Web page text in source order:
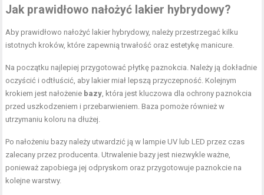
Jak prawidłowo nałożyć lakier hybrydowy?
Aby prawidłowo nałożyć lakier hybrydowy, należy przestrzegać kilku
istotnych kroków, które zapewnią trwałość oraz estetykę manicure.
Na początku najlepiej przygotować płytkę paznokcia. Należy ją dokładnie
oczyścić i odtłuścić, aby lakier miał lepszą przyczepność. Kolejnym
krokiem jest nałożenie bazy , która jest kluczowa dla ochrony paznokcia
przed uszkodzeniem i przebarwieniem. Baza pomoże również w
utrzymaniu koloru na dłużej.
Po nałożeniu bazy należy utwardzić ją w lampie UV lub LED przez czas
zalecany przez producenta. Utrwalenie bazy jest niezwykle ważne,
ponieważ zapobiega jej odpryskom oraz przygotowuje paznokcie na
kolejne warstwy.